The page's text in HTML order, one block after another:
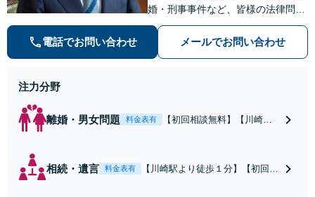
婚・刑事事件など、皆様の法律問題
を解決すべく、親身になって取り組
みます。クチコミ・リピーターの方
も多数。お気軽にお問い合わせ下さ
電話でお問い合わせ メールでお問い合わせ
注力分野
離婚・男女問題 料金表有
【初回相談無料】【川崎駅
割・婚姻費用・養育費・財
相続・遺言 料金表有
【川崎駅より徒歩１分】【初回相